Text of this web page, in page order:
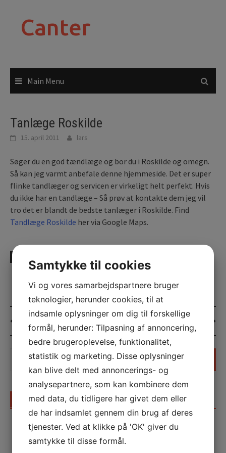
contentCanter
Main Menu
Tanlæge Roskilde
15. april 2011 lars
Søger du en god tændlæge og bor du i Roskilde og omegn.
Så kan jeg varmt anbefale denne hjemmeside. Det er super
flinke tandlæger og servicen er virkeligt helt perfekt. Hvis
du ikke har en tandlæge – Så prøv at kontakte dem jeg vil
tro det er blandt de bedste tanlæger i Roskilde. Find
Tandlæge Roskilde her via Google Maps.
Post
navigation
Hotel På Bornholm Sylvanian
SENESTE INDLÆG
Sådan skaber en madfotograf appetitvækkende
billeder til gastronomien
Samtykke til cookies
Vi og vores samarbejdspartnere bruger
teknologier, herunder cookies, til at
indsamle oplysninger om dig til forskellige
formål, herunder: Tilpasning af annoncering,
bedre brugeroplevelse, funktionalitet,
statistik og marketing. Disse oplysninger
kan blive delt med annoncerings- og
analysepartnere, som kan kombinere dem
med data, du tidligere har givet dem eller
de har indsamlet gennem din brug af deres
tjenester. Ved at klikke på 'OK' giver du
samtykke til disse formål.